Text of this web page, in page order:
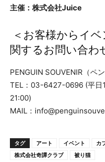
主催：株式会社Juice
＜お客様からイ
関するお問い合わ
PENGUIN SOUVENIR（ペ
TEL：03-6427-0696 (平日
21:00)
MAIL：
タグ アート イベント カ
株式会社奇譚クラブ
被り猫